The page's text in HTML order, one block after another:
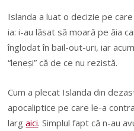
Islanda a luat o decizie pe
ia: i-au lăsat să moară pe ăia
înglodat în bail-out-uri, iar
“leneşi” că de ce nu rezistă.
Cum a plecat Islanda din
apocaliptice pe care le-a
largaici. Simplul fapt că n-au